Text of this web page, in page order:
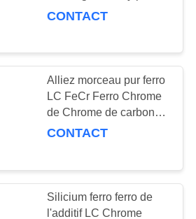
ferros
22
l'acier de boule 10mm -
CONTACT
Alliez morceau pur ferro
LC FeCr Ferro Chrome
de Chrome de carbone
additif le haut
CONTACT
Silicium ferro ferro de
l'additif LC Chrome